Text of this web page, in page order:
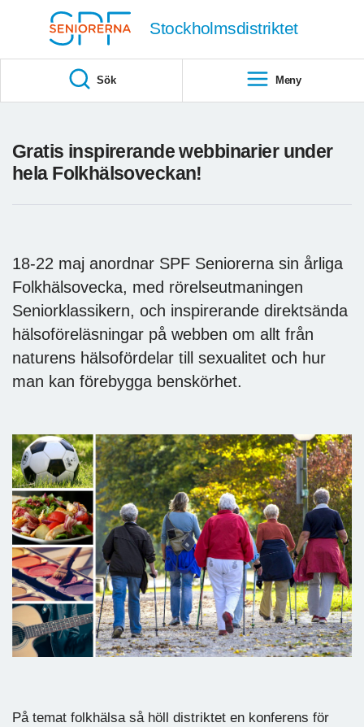
Stockholmsdistriktet
Sök Meny
Gratis inspirerande webbinarier under
hela Folkhälsoveckan!
18-22 maj anordnar SPF Seniorerna sin årliga
Folkhälsovecka, med rörelseutmaningen
Seniorklassikern, och inspirerande direktsända
hälsoföreläsningar på webben om allt från
naturens hälsofördelar till sexualitet och hur
man kan förebygga benskörhet.
På temat folkhälsa så höll distriktet en konferens för